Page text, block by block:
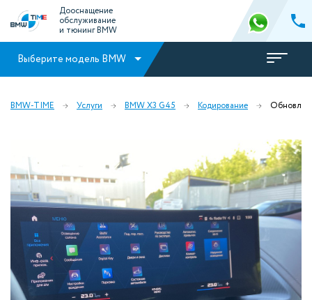
Дооснащение
обслуживание
и тюнинг BMW
Выберите модель BMW
BMW-TIME Услуги BMW X3 G45 Кодирование